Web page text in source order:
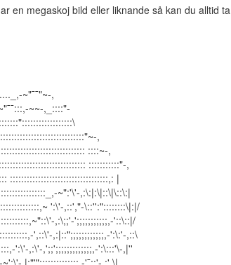
en megaskoj bild eller liknande så kan du alltid
~"¯¯"~-,
~~-,_::::"-
,
::::~-,
:::::::::::"-,
:::::::::::::::::::::::::::::::::::,: |
~":'\'-,:\:|:\|::\|\::\:|
':\'-,::',"-\::'':"::::::::\|:|/
,:\;;'-';;;;;;;;;;;,-'::\::|/
',::\'-,:|::";;;;;;;;;;;;,-':\:'-,::\
':\'-,:\'-,';;';;;;;;;;;;;;;,-':\:::'\-,|''
,|:"'";;;;;;;;;;;;;;,-'¯::'-,:',\|